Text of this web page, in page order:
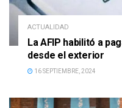
ACTUALIDAD
La AFIP habilitó a
desde el exterior
16 SEPTIEMBRE, 2024